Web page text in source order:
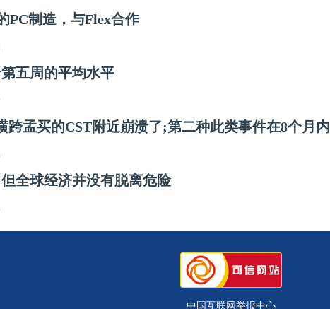
PC制造，与Flex合作
五周的平均水平
跨孟买的CST附近崩溃了;第二种此类事件在8个月内
全球经济并没有脱离危险
中国互联网举报中心